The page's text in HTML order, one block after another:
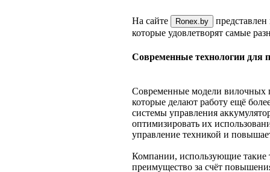
На сайте Ronex.by
которые удовлетворят самые
Современные технологии для
Современные модели вилочных
которые делают работу ещё
системы управления
оптимизировать их
управление техникой и
Компании, использующие такие
преимущество за счёт